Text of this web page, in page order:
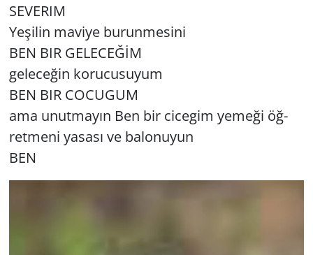
SE­VE­RIM
Ye­şi­lin ma­vi­ye bu­run­me­si­ni
BEN BIR GE­LE­CEĞİM
ge­le­ce­ğin ko­ru­cu­su­yum
BEN BIR CO­CU­GUM
ama unut­ma­yın Ben bir ci­ce­gim ye­me­ği öğ­
ret­me­ni ya­sa­sı ve ba­lo­nu­yun
BEN
Yerel